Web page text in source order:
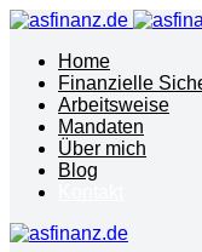
Home
Finanzielle
Arbeitsweise
Mandaten
Über mich
Blog